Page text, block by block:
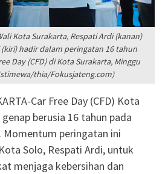
Kota Surakarta, Respati Ardi (kanan)
hadir dalam peringatan 16 tahun
Day (CFD) di Kota Surakarta, Minggu
thia/Fokusjateng.com)
Car Free Day (CFD) Kota
berusia 16 tahun pada
Momentum peringatan ini
Solo, Respati Ardi, untuk
menjaga kebersihan dan